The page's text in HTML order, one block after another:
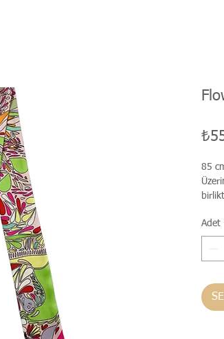
85
Adet